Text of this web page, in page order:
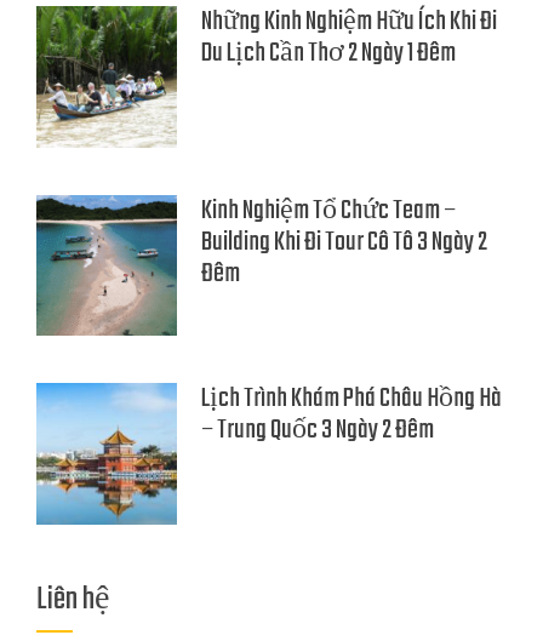
Những Kinh Nghiệm Hữu Ích Khi Đi
Du Lịch Cần Thơ 2 Ngày 1 Đêm
Kinh Nghiệm Tổ Chức Team –
Building Khi Đi Tour Cô Tô 3 Ngày 2
Đêm
Lịch Trình Khám Phá Châu Hồng Hà
– Trung Quốc 3 Ngày 2 Đêm
Liên hệ